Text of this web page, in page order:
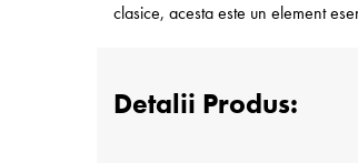
clasice, acesta este un element
Detalii Produs: